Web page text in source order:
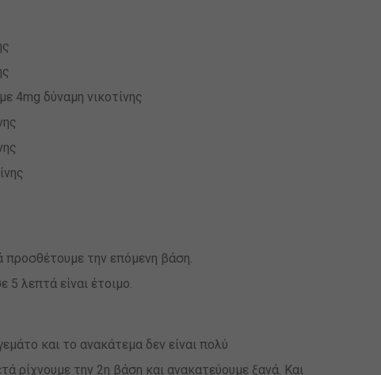
4mg δύναμη νικοτίνης
την επόμενη βάση.
5 λεπτά είναι έτοιμο.
και το ανακάτεμα δεν είναι πολύ
ρίχνουμε την 2η βάση και ανακατεύουμε ξανά. Και